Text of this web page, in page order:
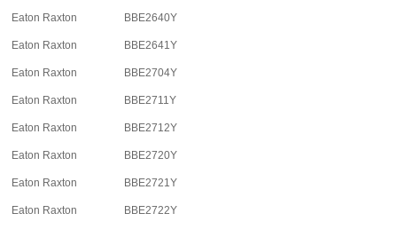
Eaton Raxton BBE2640Y
Eaton Raxton BBE2641Y
Eaton Raxton BBE2704Y
Eaton Raxton BBE2711Y
Eaton Raxton BBE2712Y
Eaton Raxton BBE2720Y
Eaton Raxton BBE2721Y
Eaton Raxton BBE2722Y